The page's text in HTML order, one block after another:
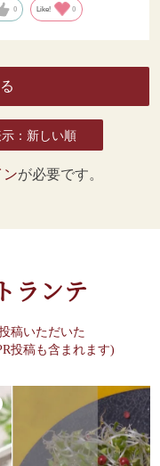
0 Like! 0
：新しい順
ンが必要です。
ランテ
稿いただいた
投稿も含まれます)